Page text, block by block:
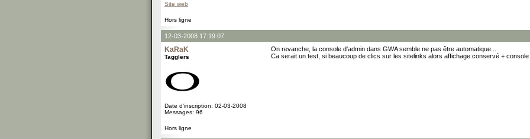
Site web
Hors ligne
12-03-2008 17:19:07
KaRaK
Tagglers
Date d'inscription: 02-03-2008
Messages: 96
On revanche, la console d'admin dans GWA semble ne pas être automatique...
Ca serait un test, si beaucoup de clics sur les sitelinks alors affichage conservé + console
Hors ligne